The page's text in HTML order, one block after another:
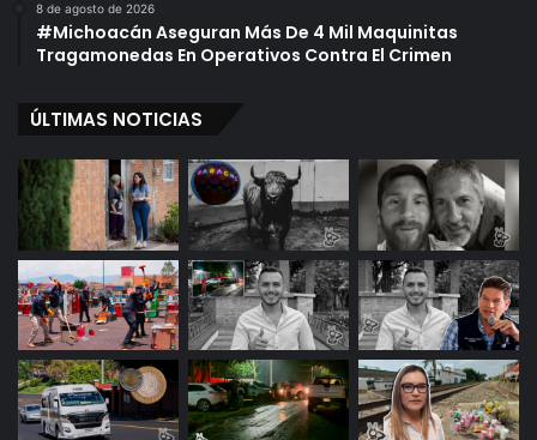
8 de agosto de 2026
#Michoacán Aseguran Más De 4 Mil Maquinitas
Tragamonedas En Operativos Contra El Crimen
ÚLTIMAS NOTICIAS